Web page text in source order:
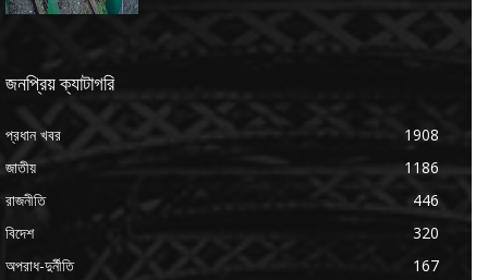
জনপ্রিয় ক্যাটাগরি
প্রধান খবর
1908
জাতীয়
1186
রাজনীতি
446
বিদেশ
320
অপরাধ-দুর্নীতি
167